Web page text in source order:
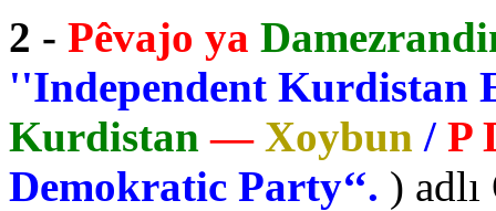
2 - Pêvajo ya
''Independent Kurdistan
Kurdistan— Xoybun / P
Demokratic Party‘‘. )